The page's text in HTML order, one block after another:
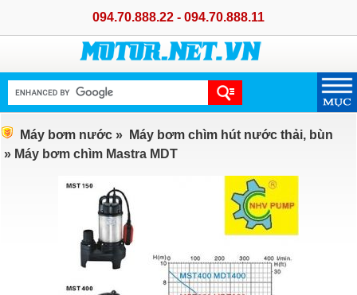
094.70.888.22 - 094.70.888.11
Máy bơm nước »
Máy bơm chìm hút nước thải, bùn
» Máy bơm chìm Mastra MDT